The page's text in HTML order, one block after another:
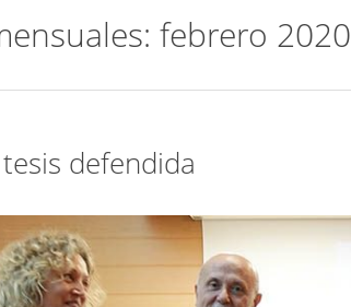
febrero 2020
defendida